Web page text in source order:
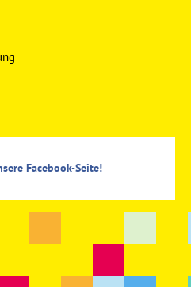
Facebook-Seite!